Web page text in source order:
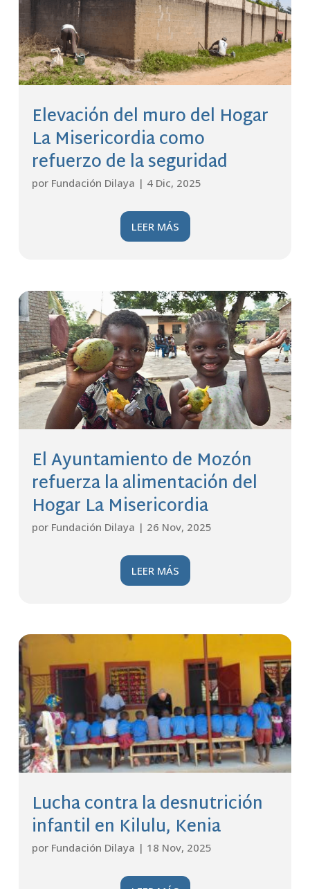
Elevación del muro del Hogar
La Misericordia como
refuerzo de la seguridad
por Fundación Dilaya | 4 Dic, 2025
LEER MÁS
El Ayuntamiento de Mozón
refuerza la alimentación del
Hogar La Misericordia
por Fundación Dilaya | 26 Nov, 2025
LEER MÁS
Lucha contra la desnutrición
infantil en Kilulu, Kenia
por Fundación Dilaya | 18 Nov, 2025